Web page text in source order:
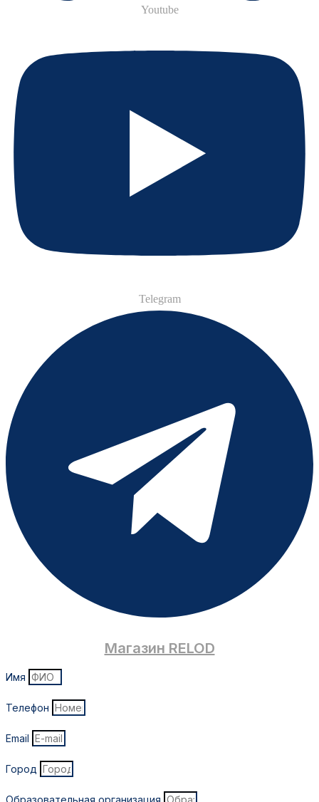
Youtube
Telegram
Магазин RELOD
Имя
Телефон
Email
Город
Образовательная организация